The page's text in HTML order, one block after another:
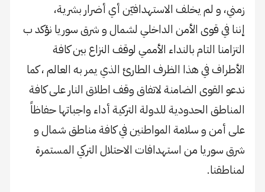
زمني، و لم يخلف الاستهدافيّن أي أضرار بشرية،
إننا في قوى الأمن الداخلي لشمال و شرق سوريا نؤكد ب
التزامنا التام بالنداء الأممي لوقف النزاع بين كافة
الأطراف في هذا الظرف الطارئ الذي يمر به العالم ، كما
ندعو القوى الضامنة لاتفاق وقف اطلاق النار على كافة
المناطق الحدودية للدولة التركية أداء واجباتها حفاظاً
على أمن و سلامة المواطنين في كافة مناطق شمال و
شرق سوريا من استهدافات الاحتلال التركي المستمرة
لمناطقنا.